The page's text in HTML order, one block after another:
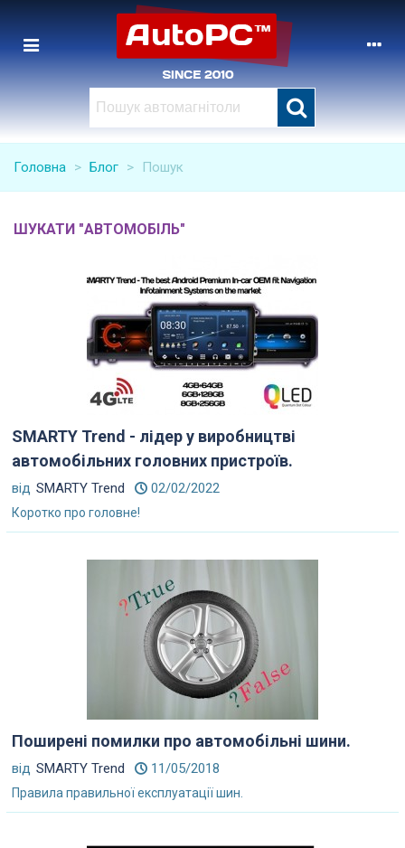
Головна > Блог > Пошук
ШУКАТИ "АВТОМОБІЛЬ"
SMARTY Trend - лідер у виробництві
автомобільних головних пристроїв.
від SMARTY Trend 02/02/2022
Коротко про головне!
Поширені помилки про автомобільні шини.
від SMARTY Trend 11/05/2018
Правила правильної експлуатації шин.